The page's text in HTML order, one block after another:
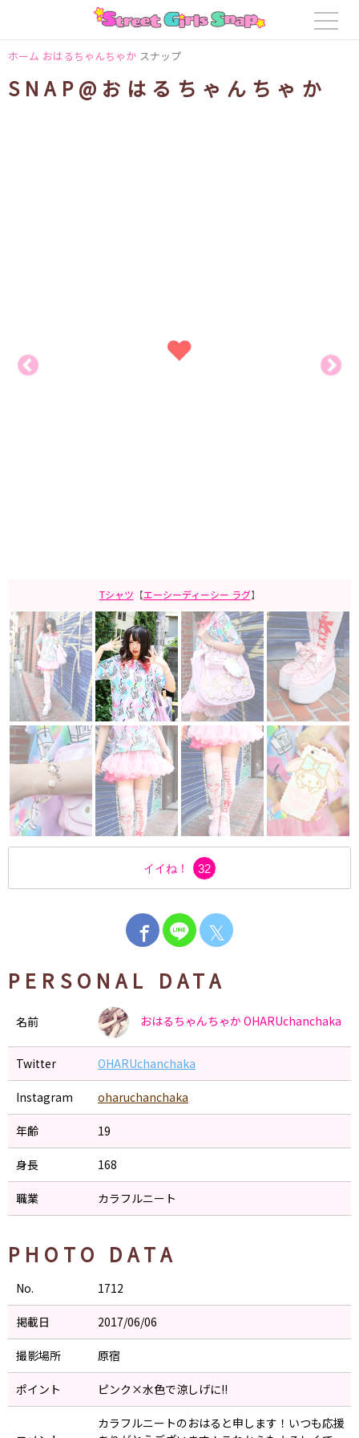
ホーム おはるちゃんちゃか スナップ
SNAP@おはるちゃんちゃか
Tシャツ 【エーシーディーシー ラグ】
イイね！ 32
𝕏
PERSONAL DATA
名前 おはるちゃんちゃか OHARUchanchaka
Twitter OHARUchanchaka
Instagram oharuchanchaka
年齢 19
身長 168
職業 カラフルニート
PHOTO DATA
No. 1712
掲載日 2017/06/06
撮影場所 原宿
ポイント ピンク×水色で涼しげに!!
カラフルニートのおはると申します！いつも応援